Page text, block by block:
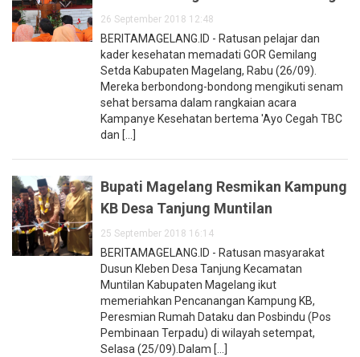
26 September 2018 12:48
BERITAMAGELANG.ID - Ratusan pelajar dan
kader kesehatan memadati GOR Gemilang
Setda Kabupaten Magelang, Rabu (26/09).
Mereka berbondong-bondong mengikuti senam
sehat bersama dalam rangkaian acara
Kampanye Kesehatan bertema 'Ayo Cegah TBC
dan [...]
Bupati Magelang Resmikan Kampung
KB Desa Tanjung Muntilan
25 September 2018 16:14
BERITAMAGELANG.ID - Ratusan masyarakat
Dusun Kleben Desa Tanjung Kecamatan
Muntilan Kabupaten Magelang ikut
memeriahkan Pencanangan Kampung KB,
Peresmian Rumah Dataku dan Posbindu (Pos
Pembinaan Terpadu) di wilayah setempat,
Selasa (25/09).Dalam [...]